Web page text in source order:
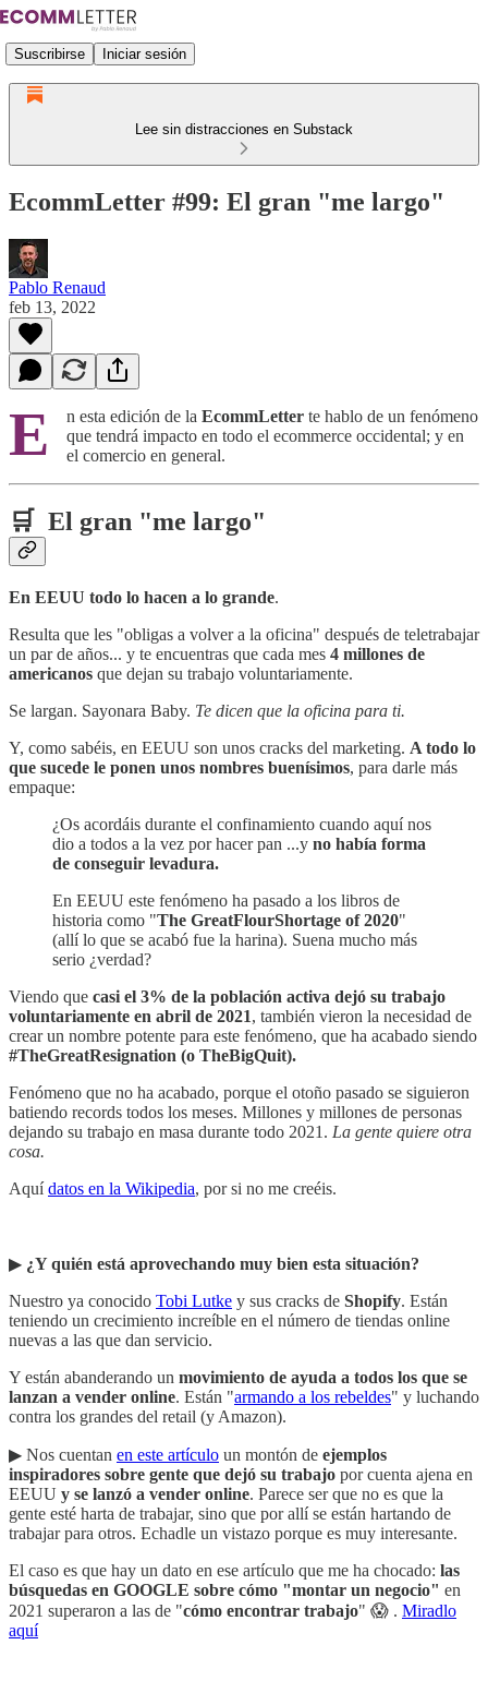
Suscribirse Iniciar sesión
Lee sin distracciones en Substack
EcommLetter #99: El gran "me largo"
Pablo Renaud
feb 13, 2022
E n esta edición de la EcommLetter te hablo de un fenómeno
que tendrá impacto en todo el ecommerce occidental; y en
el comercio en general.
🛒 El gran "me largo"
En EEUU todo lo hacen a lo grande.
Resulta que les "obligas a volver a la oficina" después de teletrabajar
un par de años... y te encuentras que cada mes 4 millones de
americanos que dejan su trabajo voluntariamente.
Se largan. Sayonara Baby. Te dicen que la oficina para ti.
Y, como sabéis, en EEUU son unos cracks del marketing. A todo lo
que sucede le ponen unos nombres buenísimos, para darle más
empaque:
¿Os acordáis durante el confinamiento cuando aquí nos
dio a todos a la vez por hacer pan ...y no había forma
de conseguir levadura.
En EEUU este fenómeno ha pasado a los libros de
historia como "The GreatFlourShortage of 2020"
(allí lo que se acabó fue la harina). Suena mucho más
serio ¿verdad?
Viendo que casi el 3% de la población activa dejó su trabajo
voluntariamente en abril de 2021, también vieron la necesidad de
crear un nombre potente para este fenómeno, que ha acabado siendo
#TheGreatResignation (o TheBigQuit).
Fenómeno que no ha acabado, porque el otoño pasado se siguieron
batiendo records todos los meses. Millones y millones de personas
dejando su trabajo en masa durante todo 2021. La gente quiere otra
cosa.
Aquídatos en la Wikipedia, por si no me creéis.
▶︎ ¿Y quién está aprovechando muy bien esta situación?
Nuestro ya conocido Tobi Lutke y sus cracks de Shopify. Están
teniendo un crecimiento increíble en el número de tiendas online
nuevas a las que dan servicio.
Y están abanderando un movimiento de ayuda a todos los que se
lanzan a vender online. Están "armando a los rebeldes" y luchando
contra los grandes del retail (y Amazon).
▶︎ Nos cuentan en este artículo un montón de ejemplos
inspiradores sobre gente que dejó su trabajo por cuenta ajena en
EEUU y se lanzó a vender online. Parece ser que no es que la
gente esté harta de trabajar, sino que por allí se están hartando de
trabajar para otros. Echadle un vistazo porque es muy interesante.
El caso es que hay un dato en ese artículo que me ha chocado: las
búsquedas en GOOGLE sobre cómo "montar un negocio" en
2021 superaron a las de "cómo encontrar trabajo" 😱 . Miradlo
aquí